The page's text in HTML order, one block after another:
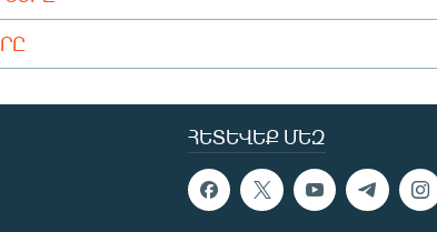
ՀԵՏԵՎԵՔ ՄԵԶ